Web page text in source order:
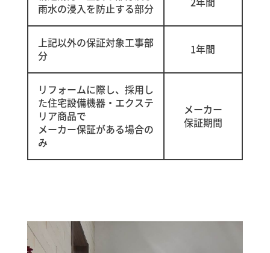
雨水の浸入を防止する部分
2年間
上記以外の保証対象工事部
分
1年間
リフォームに際し、採用し
た住宅設備機器・エクステ
リア商品で
メーカー保証がある場合の
み
メーカー
保証期間